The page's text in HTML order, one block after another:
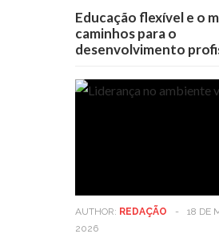
Educação flexível e o
caminhos para o
desenvolvimento
AUTHOR: REDAÇÃO -
18 DE
2026